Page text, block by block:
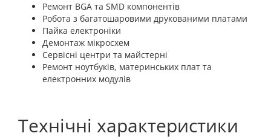
Ремонт BGA та SMD компонентів
Робота з багатошаровими друкованими платами
Пайка електроніки
Демонтаж мікросхем
Сервісні центри та майстерні
Ремонт ноутбуків, материнських плат та
електронних модулів
Технічні характеристики